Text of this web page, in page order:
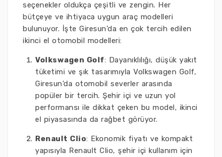
seçenekler oldukça çeşitli ve zengin. Her
bütçeye ve ihtiyaca uygun araç modelleri
bulunuyor. İşte Giresun'da en çok tercih edilen
ikinci el otomobil modelleri:
Volkswagen Golf: Dayanıklılığı, düşük yakıt
tüketimi ve şık tasarımıyla Volkswagen Golf,
Giresun'da otomobil severler arasında
popüler bir tercih. Şehir içi ve uzun yol
performansı ile dikkat çeken bu model, ikinci
el piyasasında da rağbet görüyor.
Renault Clio: Ekonomik fiyatı ve kompakt
yapısıyla Renault Clio, şehir içi kullanım için